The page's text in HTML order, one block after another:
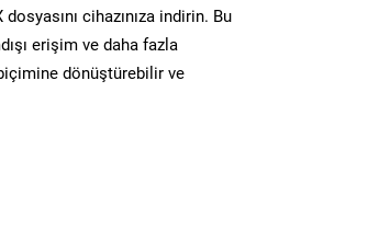
cihazınıza indirin. Bu
erişim ve daha fazla
dönüştürebilir ve